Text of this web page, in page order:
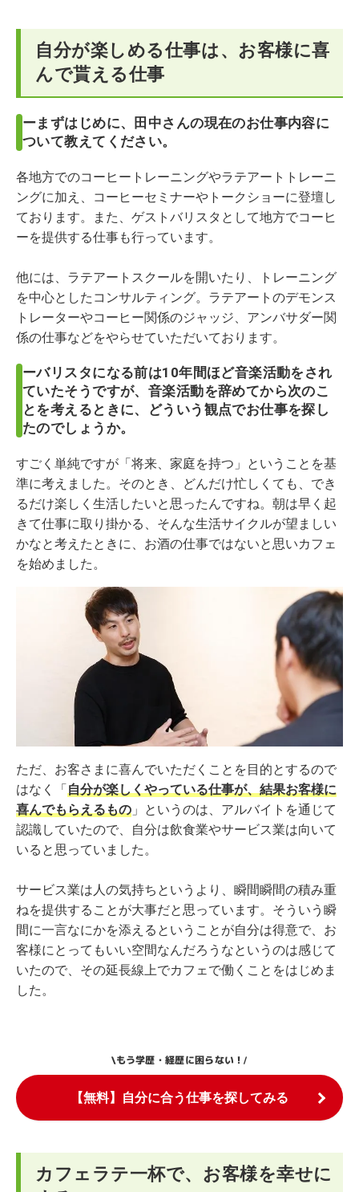
自分が楽しめる仕事は、お客様に喜
んで貰える仕事
ーまずはじめに、田中さんの現在のお仕事内容に
ついて教えてください。
各地方でのコーヒートレーニングやラテアートトレーニ
ングに加え、コーヒーセミナーやトークショーに登壇し
ております。また、ゲストバリスタとして地方でコーヒ
ーを提供する仕事も行っています。
他には、ラテアートスクールを開いたり、トレーニング
を中心としたコンサルティング。ラテアートのデモンス
トレーターやコーヒー関係のジャッジ、アンバサダー関
係の仕事などをやらせていただいております。
ーバリスタになる前は10年間ほど音楽活動をされ
ていたそうですが、音楽活動を辞めてから次のこ
とを考えるときに、どういう観点でお仕事を探し
たのでしょうか。
すごく単純ですが「将来、家庭を持つ」ということを基
準に考えました。そのとき、どんだけ忙しくても、でき
るだけ楽しく生活したいと思ったんですね。朝は早く起
きて仕事に取り掛かる、そんな生活サイクルが望ましい
かなと考えたときに、お酒の仕事ではないと思いカフェ
を始めました。
ただ、お客さまに喜んでいただくことを目的とするので
はなく「自分が楽しくやっている仕事が、結果お客様に
喜んでもらえるもの 」というのは、アルバイトを通じて
認識していたので、自分は飲食業やサービス業は向いて
いると思っていました。
サービス業は人の気持ちというより、瞬間瞬間の積み重
ねを提供することが大事だと思っています。そういう瞬
間に一言なにかを添えるということが自分は得意で、お
客様にとってもいい空間なんだろうなというのは感じて
いたので、その延長線上でカフェで働くことをはじめま
した。
\もう学歴・経歴に困らない！/
【無料】自分に合う仕事を探してみる
カフェラテ一杯で、お客様を幸せに